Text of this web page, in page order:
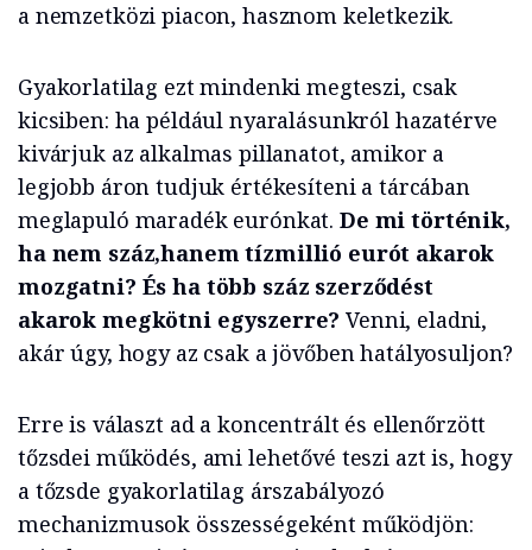
a nemzetközi piacon, hasznom keletkezik.
Gyakorlatilag ezt mindenki megteszi, csak
kicsiben: ha például nyaralásunkról hazatérve
kivárjuk az alkalmas pillanatot, amikor a
legjobb áron tudjuk értékesíteni a tárcában
meglapuló maradék eurónkat. De mi történik,
ha nem száz,hanem tízmillió eurót akarok
mozgatni? És ha több száz szerződést
akarok megkötni egyszerre? Venni, eladni,
akár úgy, hogy az csak a jövőben hatályosuljon?
Erre is választ ad a koncentrált és ellenőrzött
tőzsdei működés, ami lehetővé teszi azt is, hogy
a tőzsde gyakorlatilag árszabályozó
mechanizmusok összességeként működjön: